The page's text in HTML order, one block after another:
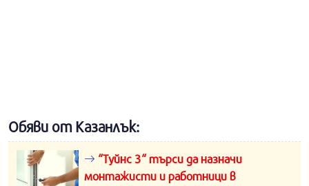
Обяви от Казанлък:
“Туйнс 3“ търси да назначи
монтажисти и работници в